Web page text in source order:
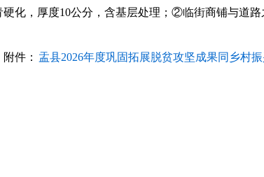
硬化，厚度10公分，含基层处理；②临街商铺与道
附件： 盂县2026年度巩固拓展脱贫攻坚成果同乡村